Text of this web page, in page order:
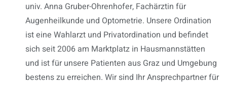
univ. Anna Gruber-Ohrenhofer, Fachärztin für
Augenheilkunde und Optometrie. Unsere Ordination
ist eine Wahlarzt und Privatordination und befindet
sich seit 2006 am Marktplatz in Hausmannstätten
und ist für unsere Patienten aus Graz und Umgebung
bestens zu erreichen. Wir sind Ihr Ansprechpartner für